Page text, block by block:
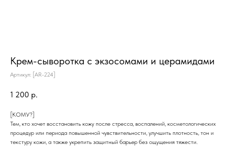
Крем-сыворотка с экзосомами и церамидами
Артикул: [AR-224]
1 200 р.
[КОМУ?]
Тем, кто хочет восстановить кожу после стресса, воспалений, косметологических
процедур или периода повышенной чувствительности, улучшить плотность, тон и
текстуру кожи, а также укрепить защитный барьер без ощущения тяжести.